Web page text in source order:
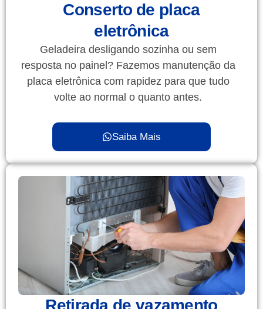
Conserto de placa
eletrônica
Geladeira desligando sozinha ou sem
resposta no painel? Fazemos manutenção da
placa eletrônica com rapidez para que tudo
volte ao normal o quanto antes.
Saiba Mais
Retirada de vazamento